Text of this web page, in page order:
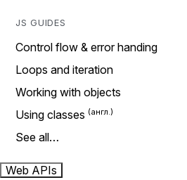
JS GUIDES
Control flow & error handing
Loops and iteration
Working with objects
Using classes
See all…
Web APIs